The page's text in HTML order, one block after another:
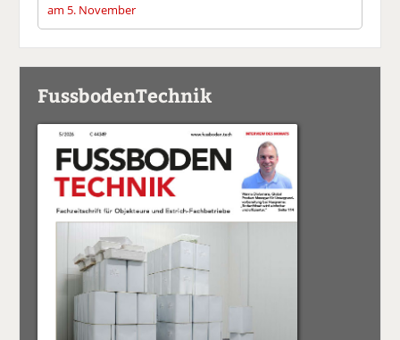
am 5. November
FussbodenTechnik